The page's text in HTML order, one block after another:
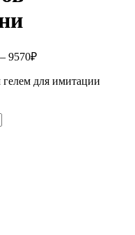
9570₽
для имитации